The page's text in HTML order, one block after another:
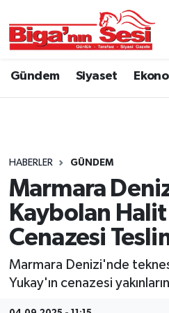
Gündem Siyaset
HABERLER GÜNDEM
Marmara
Kaybolan Halit
Cenazesi
Marmara Denizi'nde
Yukay'ın cenazesi
Asayiş
Belediye
Dünya
Eğitim
Ekonomi
Çanakkale Hava Durumu
Tüm Manşetler
Son Dakika Haberleri
Haber Arşivi